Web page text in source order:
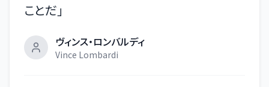
ことだ 」
ヴィンス・ロンバルディ
Vince Lombardi